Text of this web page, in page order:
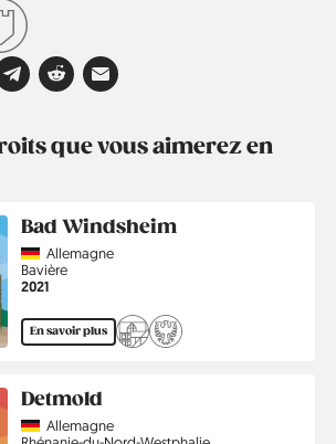
que vous aimerez en
Bad Windsheim
CountryAllemagne
Région
Bavière
Année
2021
En savoir plus
Detmold
CountryAllemagne